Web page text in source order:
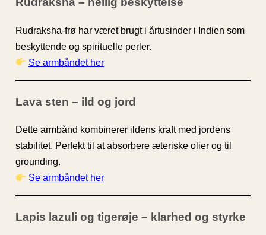
Rudraksha-frø har været brugt i årtusinder i Indien som
beskyttende og spirituelle perler.
Se armbåndet her
Lava sten – ild og jord
Dette armbånd kombinerer ildens kraft med jordens
stabilitet. Perfekt til at absorbere æteriske olier og til
grounding.
Se armbåndet her
Lapis lazuli og tigerøje – klarhed og styrke